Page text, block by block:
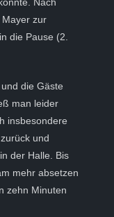
zur
die Pause (2.
die Gäste
man leider
insbesondere
und
der Halle. Bis
mehr absetzen
zehn Minuten